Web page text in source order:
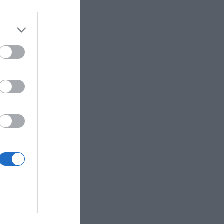
los
de
de
de
por
valor